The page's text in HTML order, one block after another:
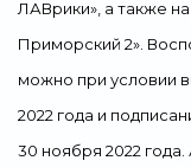
ЛАВрики», а также
Приморский 2».
можно при условии
2022 года и
30 ноября 2022